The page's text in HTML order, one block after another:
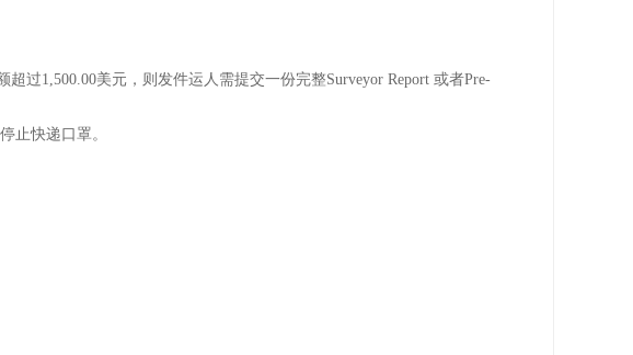
超过1,500.00美元，则发件运人需提交一份完整Surveyor Report 或者Pre-
止快递口罩。